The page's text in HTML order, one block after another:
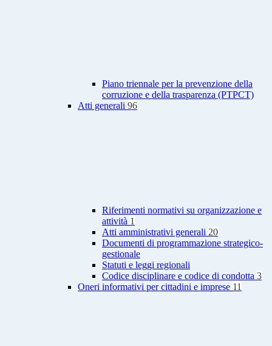
Piano triennale per la prevenzione della
corruzione e della trasparenza (PTPCT)
Atti generali 96
Riferimenti normativi su organizzazione e
attività 1
Atti amministrativi generali 20
Documenti di programmazione strategico-
gestionale
Statuti e leggi regionali
Codice disciplinare e codice di condotta 3
Oneri informativi per cittadini e imprese 11